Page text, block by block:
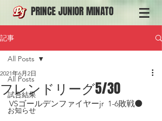
PRINCE JUNIOR MINATO
記事
All Posts
試合結果
お知らせ
All Posts
フレンドリーグ5/30
2021年6月2日
VSゴールデンファイヤーjr  1-6敗戦⚫️